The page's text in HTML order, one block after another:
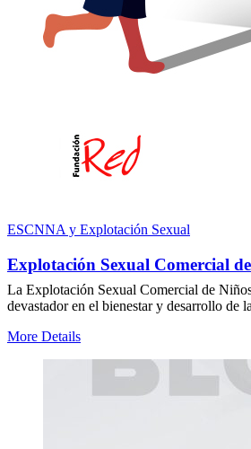
ESCNNA y Explotación Sexual
Explotación Sexual Comercial
La Explotación Sexual Comercial de
devastador en el bienestar y desarrollo
More Details